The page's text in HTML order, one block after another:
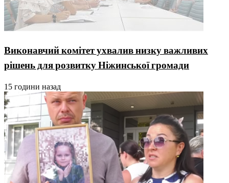
Виконавчий комітет ухвалив низку важливих
рішень для розвитку Ніжинської громади
15 години назад